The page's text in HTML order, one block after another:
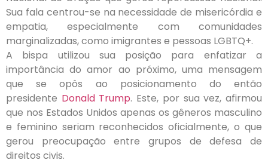
Sua fala centrou-se na necessidade de misericórdia e
empatia, especialmente com comunidades
marginalizadas, como imigrantes e pessoas LGBTQ+.
A bispa utilizou sua posição para enfatizar a
importância do amor ao próximo, uma mensagem
que se opôs ao posicionamento do então
presidente Donald Trump. Este, por sua vez, afirmou
que nos Estados Unidos apenas os gêneros masculino
e feminino seriam reconhecidos oficialmente, o que
gerou preocupação entre grupos de defesa de
direitos civis.